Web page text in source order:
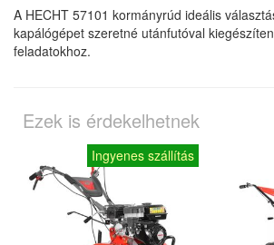
A HECHT 57101 kormányrúd ideális
kapálógépet szeretné utánfutóval
feladatokhoz.
Ezek is érdekelhetnek
Ingyenes szállítás